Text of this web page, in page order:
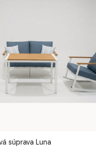
súprava Luna